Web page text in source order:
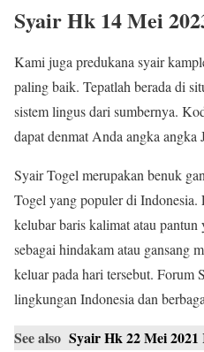
Syair Hk 14 Mei
Kami juga predukana syair
paling baik. Tepatlah berada di
sistem lingus dari sumbernya.
dapat denmat Anda angka angka
Syair Togel merupakan benuk
Togel yang populer di
kelubar baris kalimat atau
sebagai hindakam atau gansang
keluar pada hari tersebut. Forum
lingkungan Indonesia dan
See also Syair Hk 22 Mei